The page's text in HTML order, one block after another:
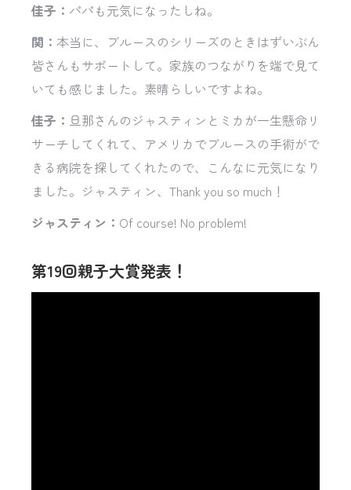
佳子： パパも元気になったしね。
関： 本当に、ブルースのシリーズのときはずいぶん
皆さんもサポートして。家族のつながりを端で見て
いても感じました。素晴らしいですよね。
佳子： 旦那さんのジャスティンとミカが一生懸命リ
サーチしてくれて、アメリカでブルースの手術がで
きる病院を探してくれたので、こんなに元気になり
ました。ジャスティン、Thank you so much！
ジャスティン： Of course! No problem!
第19回親子大賞発表！